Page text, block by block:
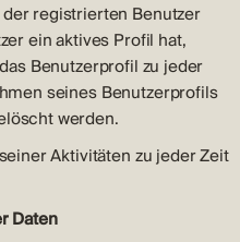
registrierten Benutzer
ein aktives Profil hat,
Benutzerprofil zu jeder
seines Benutzerprofils
werden.
Aktivitäten zu jeder Zeit
Daten